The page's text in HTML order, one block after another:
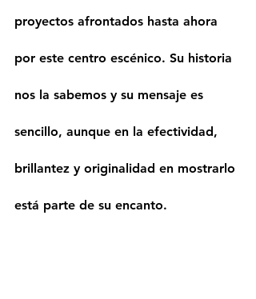
proyectos afrontados hasta ahora
por este centro escénico. Su historia
nos la sabemos y su mensaje es
sencillo, aunque en la efectividad,
brillantez y originalidad en mostrarlo
está parte de su encanto.